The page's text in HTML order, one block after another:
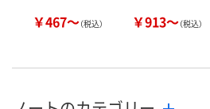
￥467～（税込） ￥913～（税込）